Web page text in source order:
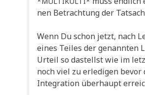
nen Betrach­tung der
Wenn Du schon jetzt, nach
eines Tei­les der genann­ten
Urteil so dastellst wie im
noch viel zu erle­di­gen bevor
Inte­gra­ti­on über­haupt